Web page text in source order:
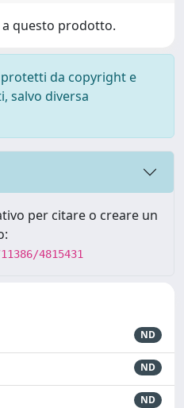
questo prodotto.
da copyright e
salvo diversa
per citare o creare un
4815431
ND
ND
ND